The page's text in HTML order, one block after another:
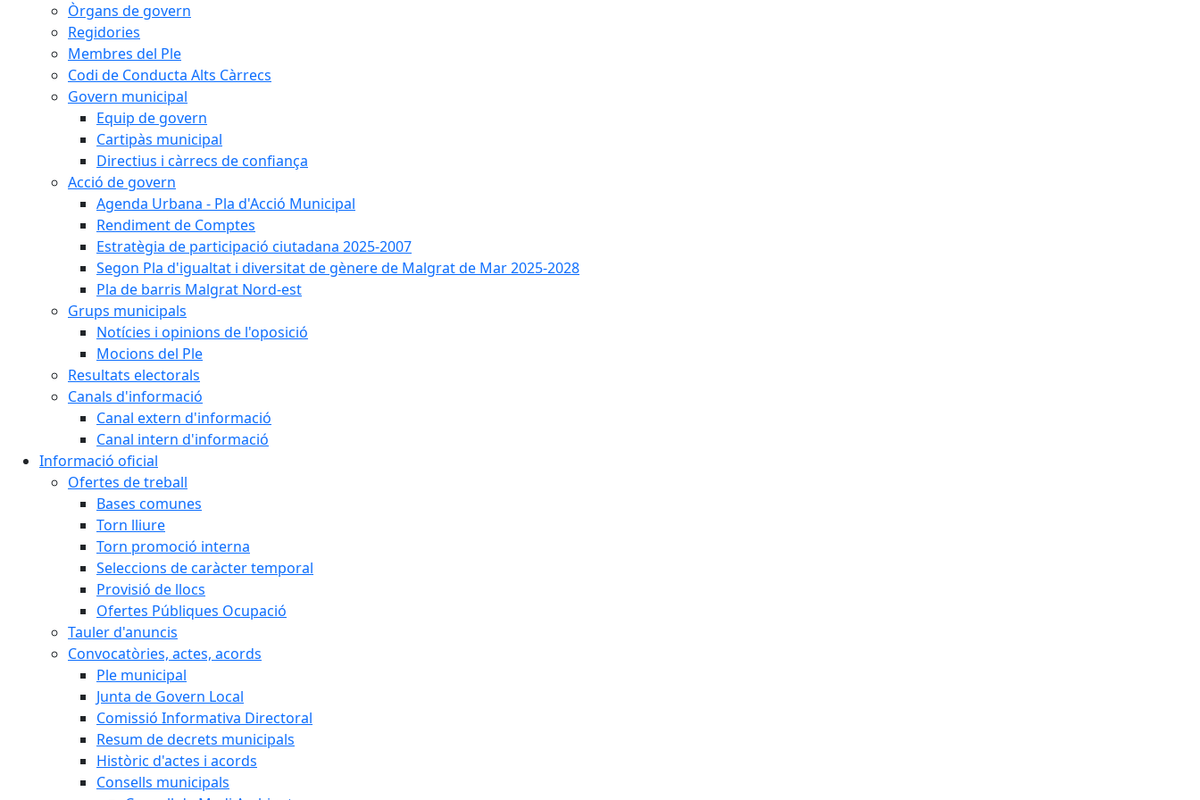
Òrgans de govern
Regidories
Membres del Ple
Codi de Conducta Alts Càrrecs
Govern municipal
Equip de govern
Cartipàs municipal
Directius i càrrecs de confiança
Acció de govern
Agenda Urbana - Pla d'Acció Municipal
Rendiment de Comptes
Estratègia de participació ciutadana 2025-2007
Segon Pla d'igualtat i diversitat de gènere de Malgrat de Mar 2025-2028
Pla de barris Malgrat Nord-est
Grups municipals
Notícies i opinions de l'oposició
Mocions del Ple
Resultats electorals
Canals d'informació
Canal extern d'informació
Canal intern d'informació
Informació oficial
Ofertes de treball
Bases comunes
Torn lliure
Torn promoció interna
Seleccions de caràcter temporal
Provisió de llocs
Ofertes Públiques Ocupació
Tauler d'anuncis
Convocatòries, actes, acords
Ple municipal
Junta de Govern Local
Comissió Informativa Directoral
Resum de decrets municipals
Històric d'actes i acords
Consells municipals